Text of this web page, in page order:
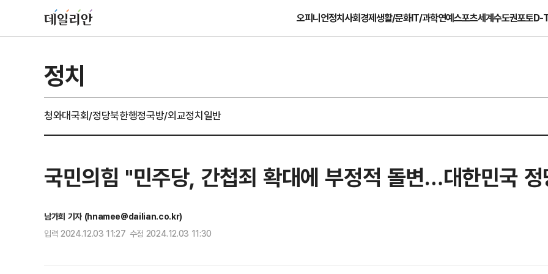
오피니언정치사회경제생활/문화IT/과학연예스포츠세계수도권포토D-
정치
청와대국회/정당북한행정국방/외교정치일반
국민의힘 "민주당, 간첩죄 확대에 부정적 돌변…대한민국
남가희 기자 (hnamee@dailian.co.kr)
입력 2024.12.03 11:27 수정 2024.12.03 11:30